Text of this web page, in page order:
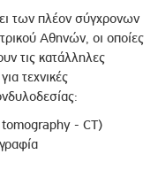
των πλέον σύγχρονων
Αθηνών, οι οποίες
τις κατάλληλες
τεχνικές
tomography - CT)